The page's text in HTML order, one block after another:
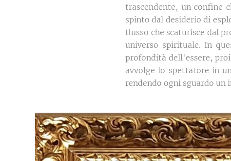
trascendente, un confine
spinto dal desiderio di
flusso che scaturisce dal
universo spirituale. In
profondità dell'essere,
avvolge lo spettatore in
rendendo ogni sguardo un